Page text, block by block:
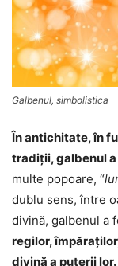
Galbenul, simbolistica
În antichitate, în
tradiţii, galbenul
multe popoare, “
dublu sens, între
divină, galbenul a
regilor,
divină a puterii lor.